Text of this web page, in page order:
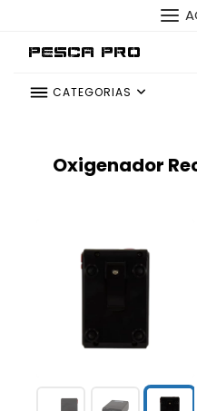
Pesca Pro
CATEGORIAS
Oxigenador